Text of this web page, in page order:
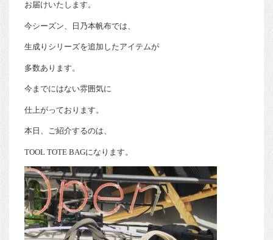
お届けいたします。
今シーズン、日乃本帆布では、
生成りシリーズを追加したアイテムが
多数あります。
今までにはない雰囲気に
仕上がっております。
本日、ご紹介するのは、
TOOL TOTE BAGになります。